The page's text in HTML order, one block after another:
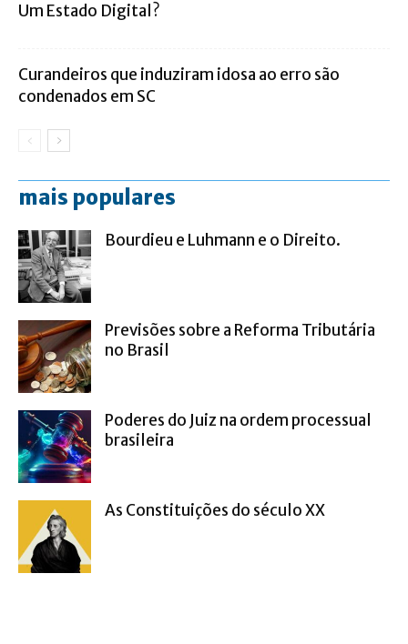
Um Estado Digital?
Curandeiros que induziram idosa ao erro são
condenados em SC
mais populares
Bourdieu e Luhmann e o Direito.
Previsões sobre a Reforma Tributária
no Brasil
Poderes do Juiz na ordem processual
brasileira
As Constituições do século XX